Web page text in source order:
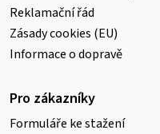
Reklamační řád
Zásady cookies (EU)
Informace o dopravě
Pro zákazníky
Formuláře ke stažení